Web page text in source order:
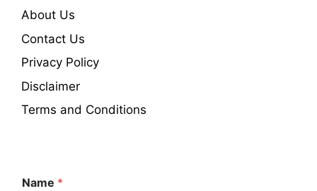
About Us
Contact Us
Privacy Policy
Disclaimer
Terms and Conditions
Name *